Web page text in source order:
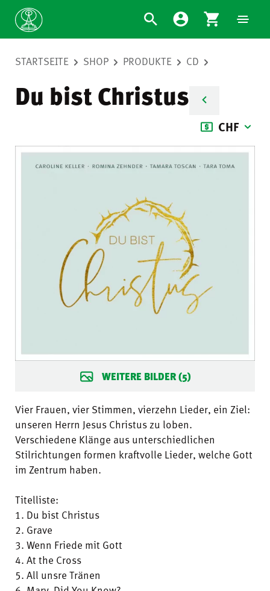
STARTSEITE SHOP PRODUKTE CD
Du bist Christus
CHF
WEITERE BILDER (5)
Vier Frauen, vier Stimmen, vierzehn Lieder, ein Ziel:
unseren Herrn Jesus Christus zu loben.
Verschiedene Klänge aus unterschiedlichen
Stilrichtungen formen kraftvolle Lieder, welche Gott
im Zentrum haben.
Titelliste:
1. Du bist Christus
2. Grave
3. Wenn Friede mit Gott
4. At the Cross
5. All unsre Tränen